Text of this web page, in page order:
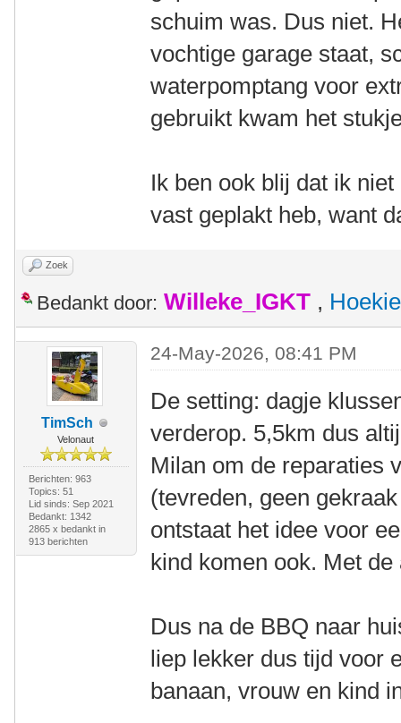
schuim was. Dus niet.
vochtige garage staat,
waterpomptang voor
gebruikt kwam het
Ik ben ook blij dat ik
vast geplakt heb, want
Zoek
Bedankt door: Willeke_IGKT , Hoekie
TimSch
Velonaut
Berichten: 963
Topics: 51
Lid sinds: Sep 2021
Bedankt: 1342
2865 x bedankt in
913 berichten
24-May-2026, 08:41 PM
De setting: dagje
verderop. 5,5km dus
Milan om de reparaties
(tevreden, geen
ontstaat het idee voor
kind komen ook. Met
Dus na de BBQ naar
liep lekker dus tijd voor
banaan, vrouw en kind